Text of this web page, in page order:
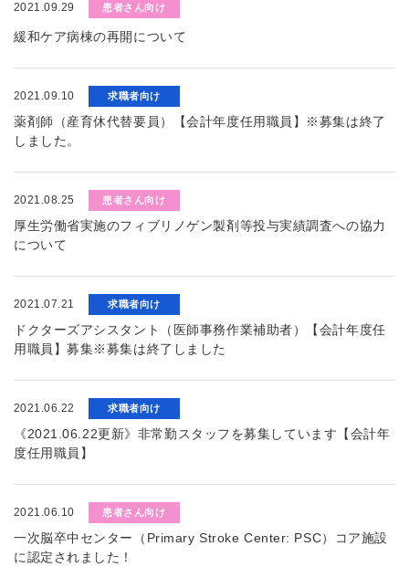
2021.09.29 患者さん向け
緩和ケア病棟の再開について
2021.09.10 求職者向け
薬剤師（産育休代替要員）【会計年度任用職員】※募集は終了
しました。
2021.08.25 患者さん向け
厚生労働省実施のフィブリノゲン製剤等投与実績調査への協力
について
2021.07.21 求職者向け
ドクターズアシスタント（医師事務作業補助者）【会計年度任
用職員】募集※募集は終了しました
2021.06.22 求職者向け
《2021.06.22更新》非常勤スタッフを募集しています【会計年
度任用職員】
2021.06.10 患者さん向け
一次脳卒中センター（Primary Stroke Center: PSC）コア施設
に認定されました！